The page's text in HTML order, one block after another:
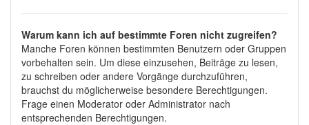
Warum kann ich auf bestimmte Foren nicht zugreifen?
Manche Foren können bestimmten Benutzern oder Gruppen
vorbehalten sein. Um diese einzusehen, Beiträge zu lesen,
zu schreiben oder andere Vorgänge durchzuführen,
brauchst du möglicherweise besondere Berechtigungen.
Frage einen Moderator oder Administrator nach
entsprechenden Berechtigungen.